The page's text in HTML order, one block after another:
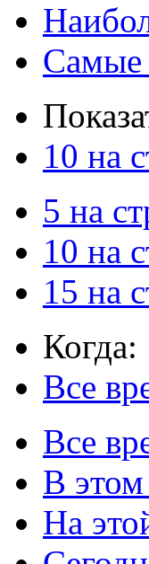
Самые
10 на
5 на
10 на
15 на
Когда:
Все
Все
В
На